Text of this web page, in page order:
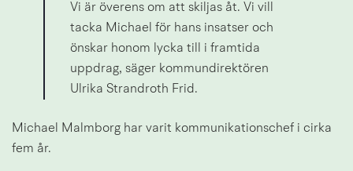
Vi är överens om att skiljas åt. Vi vill
tacka Michael för hans insatser och
önskar honom lycka till i framtida
uppdrag, säger kommundirektören
Ulrika Strandroth Frid.
Michael Malmborg har varit kommunikationschef i cirka
fem år.